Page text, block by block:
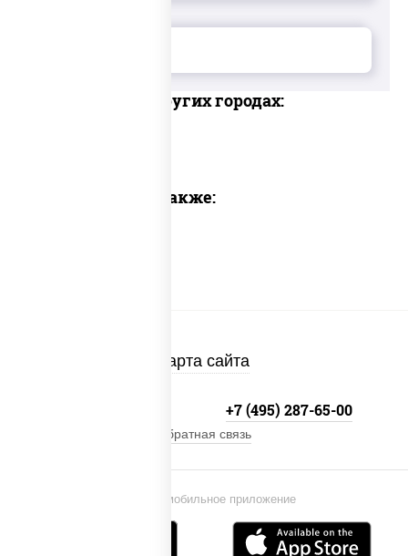
Доставка в других городах:
Предлагаем также:
Карта сайта
Установи мобильное приложение
+7 (495) 287-65-00
Обратная связь